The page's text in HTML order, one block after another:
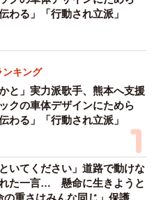
で打ち合わせや商談予約
「提供される情報の内容
「提示された課題解決策
）、「具体的な導入事例
）が上位となり、 抽象的
題にピンポイントで刺さる
といった具体的なメリッ
獲得における重要な要素
した。
る」「行動され立派」
ンキング
と」実力派歌手、熊本へ支援
クの車体デザインにためら
る」「行動され立派」
いてください」道路で動けな
た一言… 懸命に生きようと
重さはみんな同じ」保護団